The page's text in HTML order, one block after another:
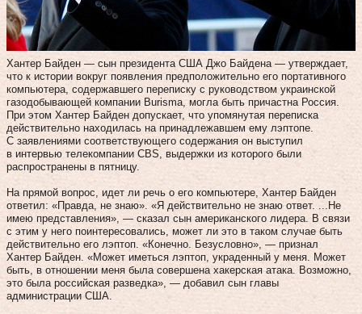
Хантер Байден — сын президента США Джо Байдена — утверждает,
что к истории вокруг появления предположительно его портативного
компьютера, содержавшего переписку с руководством украинской
газодобывающей компании Burisma, могла быть причастна Россия.
При этом Хантер Байден допускает, что упомянутая переписка
действительно находилась на принадлежавшем ему лэптопе.
С заявлениями соответствующего содержания он выступил
в интервью телекомпании CBS, выдержки из которого были
распространены в пятницу.
На прямой вопрос, идет ли речь о его компьютере, Хантер Байден
ответил: «Правда, не знаю». «Я действительно не знаю ответ. ...Не
имею представления», — сказал сын американского лидера. В связи
с этим у него поинтересовались, может ли это в таком случае быть
действительно его лэптоп. «Конечно. Безусловно», — признал
Хантер Байден. «Может иметься лэптоп, украденный у меня. Может
быть, в отношении меня была совершена хакерская атака. Возможно,
это была российская разведка», — добавил сын главы
администрации США.